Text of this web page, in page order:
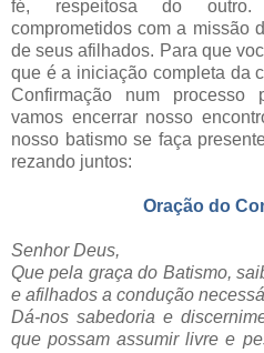
fé, respeitosa do outro.
comprometidos com a missão
de seus afilhados. Para que
que é a iniciação completa da
Confirmação num processo
vamos encerrar nosso
nosso batismo se faça
rezando juntos:
Oração do
Senhor Deus,
Que pela graça do Batismo,
e afilhados a condução
Dá-nos sabedoria e
que possam assumir livre e